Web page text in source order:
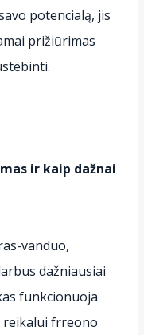
potencialą, jis
prižiūrimas
ir kaip dažnai
vanduo,
dažniausiai
funkcionuoja
reikalui frreono